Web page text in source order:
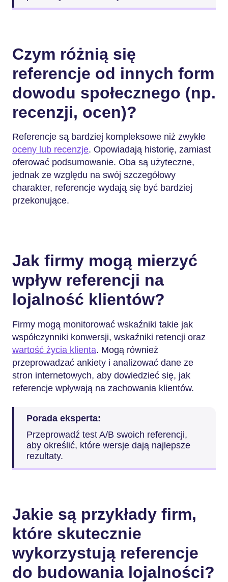
Czym różnią się
referencje od innych form
dowodu społecznego (np.
recenzji, ocen)?
Referencje są bardziej kompleksowe niż zwykłe
oceny lub recenzje. Opowiadają historię, zamiast
oferować podsumowanie. Oba są użyteczne,
jednak ze względu na swój szczegółowy
charakter, referencje wydają się być bardziej
przekonujące.
Jak firmy mogą mierzyć
wpływ referencji na
lojalność klientów?
Firmy mogą monitorować wskaźniki takie jak
współczynniki konwersji, wskaźniki retencji oraz
wartość życia klienta. Mogą również
przeprowadzać ankiety i analizować dane ze
stron internetowych, aby dowiedzieć się, jak
referencje wpływają na zachowania klientów.
Porada eksperta:
Przeprowadź test A/B swoich referencji,
aby określić, które wersje dają najlepsze
rezultaty.
Jakie są przykłady firm,
które skutecznie
wykorzystują referencje
do budowania lojalności?